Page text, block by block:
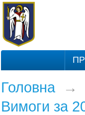
Головна→
Вимоги за